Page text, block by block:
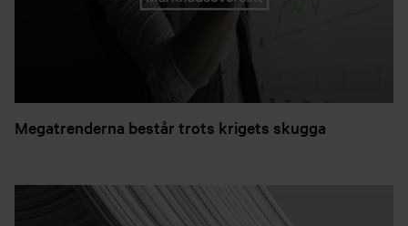
Megatrenderna består trots krigets skugga